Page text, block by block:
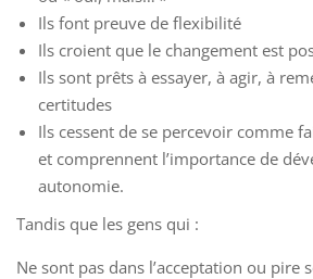
Ils font preuve de flexibilité
Ils croient que le changement est
Ils sont prêts à essayer, à agir, à
certitudes
Ils cessent de se percevoir comme
et comprennent l’importance de
autonomie.
Tandis que les gens qui :
Ne sont pas dans l’acceptation ou pire